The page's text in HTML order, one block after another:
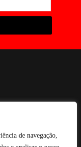
de navegação,